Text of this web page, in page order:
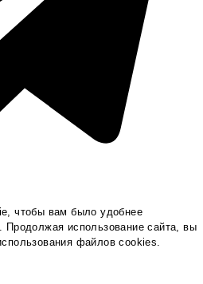
чтобы вам было удобнее
Продолжая использование сайта, вы
файлов cookies.